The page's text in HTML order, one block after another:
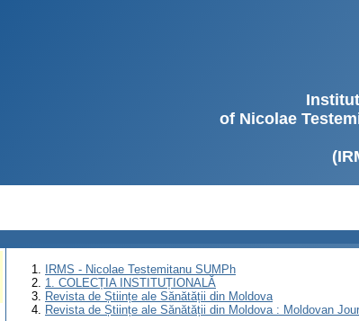
of Nicolae
IRMS - Nicolae Testemitanu SUMPh
1. COLECȚIA INSTITUȚIONALĂ
Revista de Științe ale Sănătății din Moldova
Revista de Științe ale Sănătății din Moldova : Moldovan